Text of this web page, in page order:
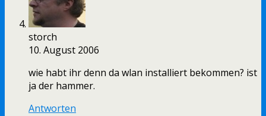
storch
10. August 2006
wie habt ihr denn da wlan installiert bekommen? ist
ja der hammer.
Antworten